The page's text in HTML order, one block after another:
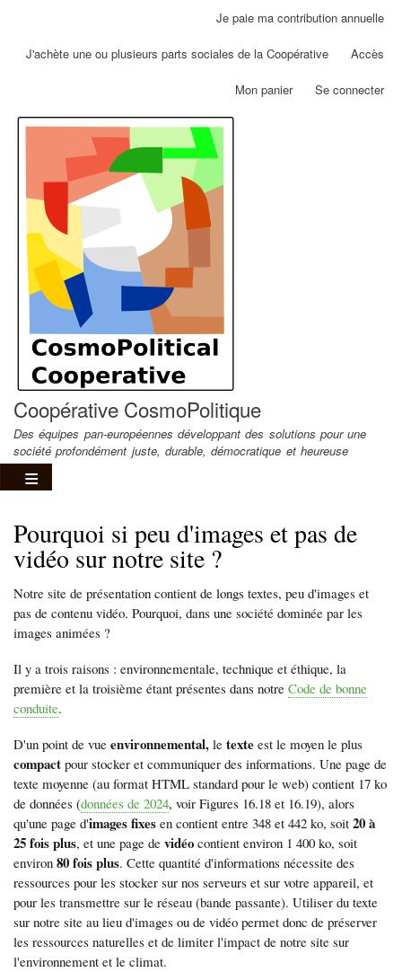
Aller
contenu
Je paie ma contribution annuelle
J'achète une ou plusieurs parts sociales de la Coopérative Accès
Mon panier Se connecter
Coopérative CosmoPolitique
Des équipes pan-européennes développant des solutions pour une
société profondément juste, durable, démocratique et heureuse
Pourquoi si peu d'images et pas de
vidéo sur notre site ?
Notre site de présentation contient de longs textes, peu d'images et
pas de contenu vidéo. Pourquoi, dans une société dominée par les
images animées ?
Il y a trois raisons : environnementale, technique et éthique, la
première et la troisième étant présentes dans notre Code de bonne
conduite.
D'un point de vue environnemental, le texte est le moyen le plus
compact pour stocker et communiquer des informations. Une page de
texte moyenne (au format HTML standard pour le web) contient 17 ko
de données (données de 2024, voir Figures 16.18 et 16.19), alors
qu'une page d'images fixes en contient entre 348 et 442 ko, soit 20 à
25 fois plus, et une page de vidéo contient environ 1 400 ko, soit
environ 80 fois plus. Cette quantité d'informations nécessite des
ressources pour les stocker sur nos serveurs et sur votre appareil, et
pour les transmettre sur le réseau (bande passante). Utiliser du texte
sur notre site au lieu d'images ou de vidéo permet donc de préserver
les ressources naturelles et de limiter l'impact de notre site sur
l'environnement et le climat.